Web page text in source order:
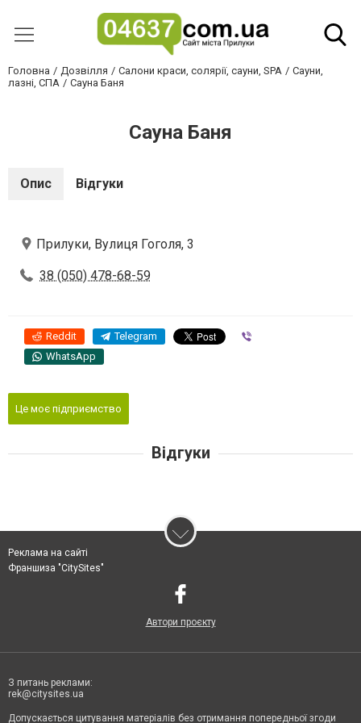
Головна Дозвілля Салони краси, солярії, сауни, SPA
Сауни,
лазні, СПА
Сауна Баня
Сауна Баня
Опис Відгуки
Прилуки, Вулиця Гоголя, 3
38 (050) 478-68-59
Reddit Telegram
WhatsApp
Це моє підприємство
Відгуки
Реклама на сайті
Франшиза "CitySites"
Автори проєкту
З питань реклами:
rek@citysites.ua
Допускається цитування матеріалів без отримання попередньої згоди